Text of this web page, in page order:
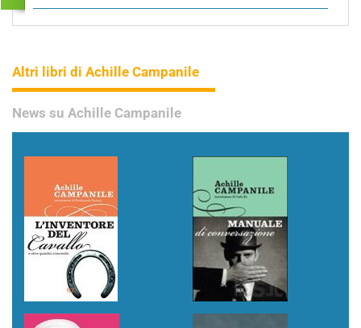
Altri libri di Achille Campanile
News su Achille Campanile